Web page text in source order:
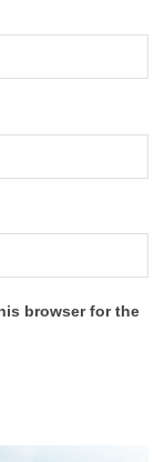
browser for the